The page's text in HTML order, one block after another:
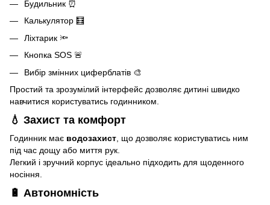
Будильник ⏰
Калькулятор 🧮
Ліхтарик 🔦
Кнопка SOS 🚨
Вибір змінних циферблатів 🎨
Простий та зрозумілий інтерфейс дозволяє дитині швидко
навчитися користуватись годинником.
💧 Захист та комфорт
Годинник має водозахист , що дозволяє користуватись ним
під час дощу або миття рук.
Легкий і зручний корпус ідеально підходить для щоденного
носіння.
🔋 Автономність